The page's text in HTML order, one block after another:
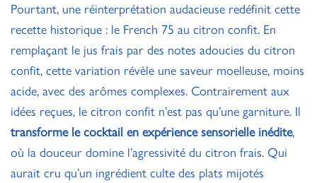
Pourtant, une réinterprétation audacieuse redéfinit cette
recette historique : le French 75 au citron confit. En
remplaçant le jus frais par des notes adoucies du citron
confit, cette variation révèle une saveur moelleuse, moins
acide, avec des arômes complexes. Contrairement aux
idées reçues, le citron confit n’est pas qu’une garniture. Il
transforme le cocktail en expérience sensorielle inédite,
où la douceur domine l’agressivité du citron frais. Qui
aurait cru qu’un ingrédient culte des plats mijotés